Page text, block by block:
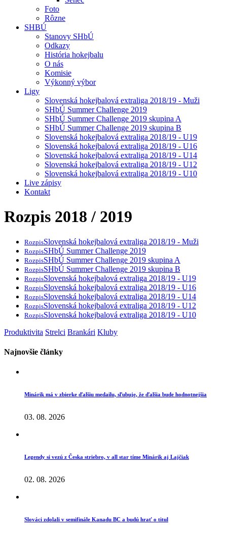
Foto
Rôzne
SHBÚ
Stanovy SHbÚ
Odkazy
História hokejbalu
O nás
Komisie
Výkonný výbor
Ligy
Slovenská hokejbalová extraliga 2018/19 - Muži
SHbÚ Summer Challenge 2019
SHbÚ Summer Challenge 2019 skupina A
SHbÚ Summer Challenge 2019 skupina B
Slovenská hokejbalová extraliga 2018/19 - U19
Slovenská hokejbalová extraliga 2018/19 - U16
Slovenská hokejbalová extraliga 2018/19 - U14
Slovenská hokejbalová extraliga 2018/19 - U12
Slovenská hokejbalová extraliga 2018/19 - U10
Live zápisy
Kontakt
Rozpis 2018 / 2019
RozpisSlovenská hokejbalová extraliga 2018/19 - Muži
RozpisSHbÚ Summer Challenge 2019
RozpisSHbÚ Summer Challenge 2019 skupina A
RozpisSHbÚ Summer Challenge 2019 skupina B
RozpisSlovenská hokejbalová extraliga 2018/19 - U19
RozpisSlovenská hokejbalová extraliga 2018/19 - U16
RozpisSlovenská hokejbalová extraliga 2018/19 - U14
RozpisSlovenská hokejbalová extraliga 2018/19 - U12
RozpisSlovenská hokejbalová extraliga 2018/19 - U10
Produktivita Strelci Brankári Kluby
Najnovšie články
Minárik má v zbierke ďalšiu medailu, sľubuje, že ďalšia bude hodnotnejšia
03. 08. 2026
Legendy si vezú z Česka striebro, v all star tíme Minárik aj Lajčiak
02. 08. 2026
Slováci zdolali v semifinále Kanadu BC a budú hrať o titul